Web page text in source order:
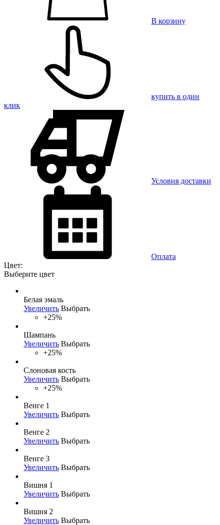
В корзину
купить в один
клик
Условия доставки
Оплата
Цвет:
Выберите цвет
Белая эмаль
Увеличить Выбрать
+25%
Шампань
Увеличить Выбрать
+25%
Слоновая кость
Увеличить Выбрать
+25%
Венге 1
Увеличить Выбрать
Венге 2
Увеличить Выбрать
Венге 3
Увеличить Выбрать
Вишня 1
Увеличить Выбрать
Вишня 2
Увеличить Выбрать